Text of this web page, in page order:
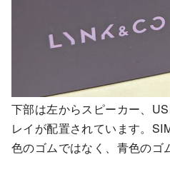
下部は左からスピーカー、
レイが配置されています。
色のゴムではなく、青色のゴ